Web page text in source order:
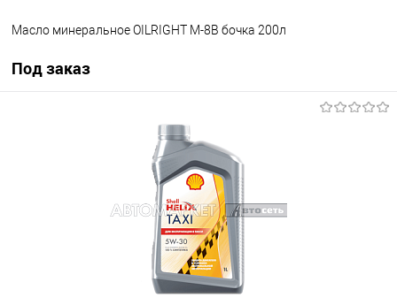
Масло минеральное OILRIGHT М-8В бочка 200л
Под заказ
В наличии